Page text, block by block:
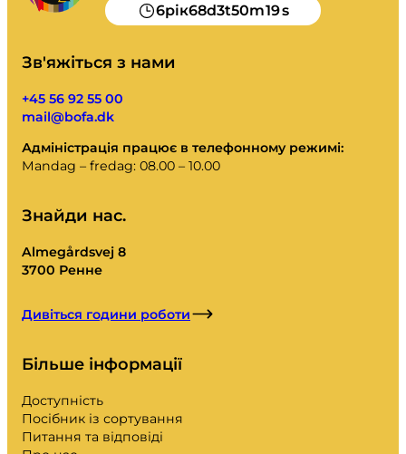
6рік68d3t50m19s
Зв'яжіться з нами
+45 56 92 55 00
mail@bofa.dk
Адміністрація працює в телефонному режимі:
Mandag – fredag: 08.00 – 10.00
Знайди нас.
Almegårdsvej 8
3700 Ренне
Дивіться години роботи
Більше інформації
Доступність
Посібник із сортування
Питання та відповіді